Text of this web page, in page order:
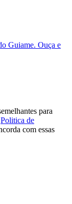
Guiame. Ouça e
para
Politica de
com essas